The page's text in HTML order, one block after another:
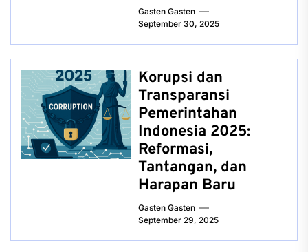
Gasten Gasten
September 30, 2025
Korupsi dan
Transparansi
Pemerintahan
Indonesia 2025:
Reformasi,
Tantangan, dan
Harapan Baru
Gasten Gasten
September 29, 2025